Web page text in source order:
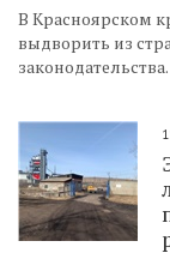
В Красноярском
выдворить из
законодательства.